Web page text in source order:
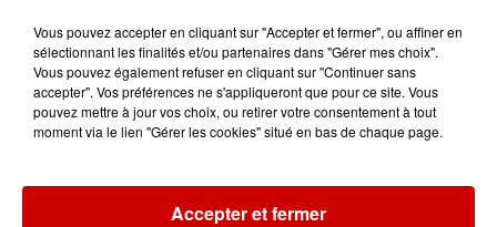
Le Duel - Gagnez votre balade
en jet ski !
Vous pouvez accepter en cliquant sur "Accepter et fermer", ou affiner en
sélectionnant les finalités et/ou partenaires dans "Gérer mes choix".
Vous pouvez également refuser en cliquant sur "Continuer sans
accepter". Vos préférences ne s'appliqueront que pour ce site. Vous
pouvez mettre à jour vos choix, ou retirer votre consentement à tout
moment via le lien "Gérer les cookies" situé en bas de chaque page.
Accepter et fermer